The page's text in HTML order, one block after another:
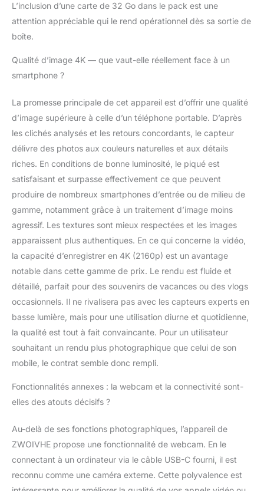
L’inclusion d’une carte de 32 Go dans le pack est une
attention appréciable qui le rend opérationnel dès sa sortie de
boîte.
Qualité d’image 4K — que vaut-elle réellement face à un
smartphone ?
La promesse principale de cet appareil est d’offrir une qualité
d’image supérieure à celle d’un téléphone portable. D’après
les clichés analysés et les retours concordants, le capteur
délivre des photos aux couleurs naturelles et aux détails
riches. En conditions de bonne luminosité, le piqué est
satisfaisant et surpasse effectivement ce que peuvent
produire de nombreux smartphones d’entrée ou de milieu de
gamme, notamment grâce à un traitement d’image moins
agressif. Les textures sont mieux respectées et les images
apparaissent plus authentiques. En ce qui concerne la vidéo,
la capacité d’enregistrer en 4K (2160p) est un avantage
notable dans cette gamme de prix. Le rendu est fluide et
détaillé, parfait pour des souvenirs de vacances ou des vlogs
occasionnels. Il ne rivalisera pas avec les capteurs experts en
basse lumière, mais pour une utilisation diurne et quotidienne,
la qualité est tout à fait convaincante. Pour un utilisateur
souhaitant un rendu plus photographique que celui de son
mobile, le contrat semble donc rempli.
Fonctionnalités annexes : la webcam et la connectivité sont-
elles des atouts décisifs ?
Au-delà de ses fonctions photographiques, l’appareil de
ZWOIVHE propose une fonctionnalité de webcam. En le
connectant à un ordinateur via le câble USB-C fourni, il est
reconnu comme une caméra externe. Cette polyvalence est